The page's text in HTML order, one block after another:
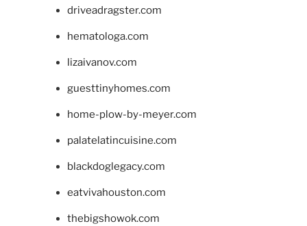
driveadragster.com
hematologa.com
lizaivanov.com
guesttinyhomes.com
home-plow-by-meyer.com
palatelatincuisine.com
blackdoglegacy.com
eatvivahouston.com
thebigshowok.com